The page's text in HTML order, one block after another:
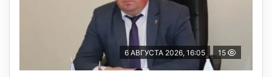
6 АВГУСТА 2026, 16:05 15